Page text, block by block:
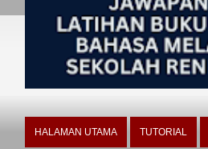
HALAMAN UTAMA TUTORIAL